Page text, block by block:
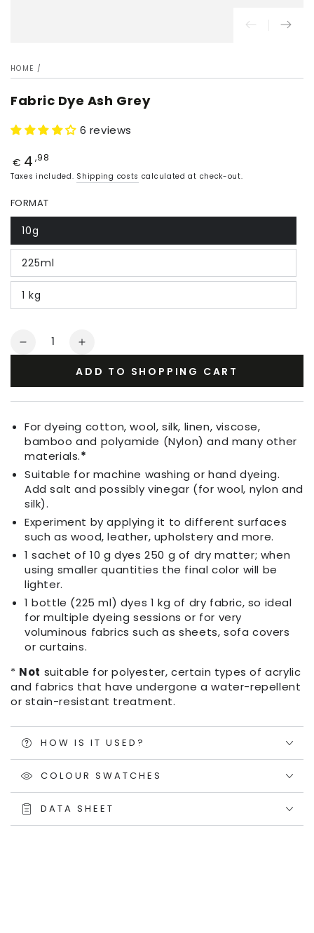
HOME /
Fabric Dye Ash Grey
6 reviews
Price
€ 4 ,98
Taxes included. Shipping costs calculated at check-out.
FORMAT
10g
225ml
1 kg
Quantity
Decrease
Ash
Grey
Increase
for
Ash
Grey
ADD TO SHOPPING CART
For dyeing cotton, wool, silk, linen, viscose,
bamboo and polyamide (Nylon) and many other
materials.*
Suitable for machine washing or hand dyeing.
Add salt and possibly vinegar (for wool, nylon and
silk).
Experiment by applying it to different surfaces
such as wood, leather, upholstery and more.
1 sachet of 10 g dyes 250 g of dry matter; when
using smaller quantities the final color will be
lighter.
1 bottle (225 ml) dyes 1 kg of dry fabric, so ideal
for multiple dyeing sessions or for very
voluminous fabrics such as sheets, sofa covers
or curtains.
* Not suitable for polyester, certain types of acrylic
and fabrics that have undergone a water-repellent
or stain-resistant treatment.
HOW IS IT USED?
COLOUR SWATCHES
DATA SHEET